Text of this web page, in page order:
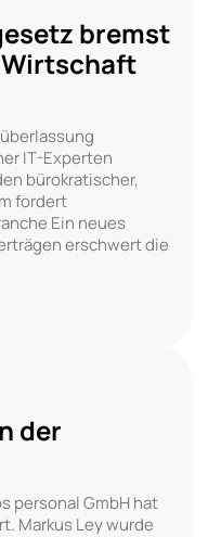
bremst
IT-Experten
bürokratischer,
fordert
Ein neues
erschwert die
der
personal GmbH hat
Markus Ley wurde